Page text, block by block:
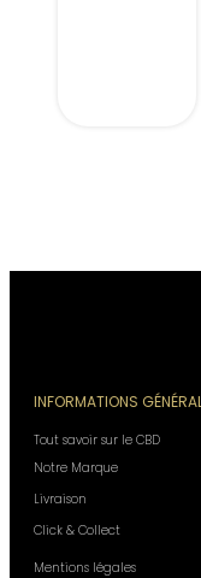
INFORMATIONS
Tout savoir sur le CBD
Notre Marque
Livraison
Click & Collect
Mentions légales